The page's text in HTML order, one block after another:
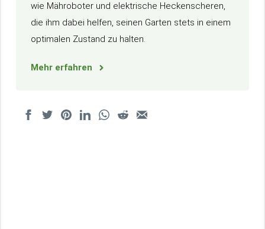
wie Mähroboter und elektrische Heckenscheren,
die ihm dabei helfen, seinen Garten stets in einem
optimalen Zustand zu halten.
Mehr erfahren